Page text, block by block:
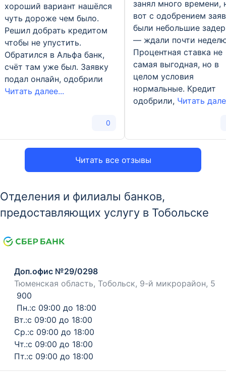
Читать все отзывы
хороший вариант нашёлся
чуть дороже чем было.
Решил добрать кредитом
чтобы не упустить.
Обратился в Альфа банк,
счёт там уже был. Заявку
подал онлайн, одобрили
Читать далее...
0
занял много времени,
вот с одобрением
были небольшие
— ждали почти
Процентная ставка не
самая выгодная, но в
целом условия
нормальные. Кредит
одобрили, Читать
Отделения и филиалы банков,
предоставляющих услугу в Тобольске
Доп.офис №29/0298
Тюменская область, Тобольск, 9-й микрорайон, 5
900
Пн.:с 09:00 до 18:00
Вт.:с 09:00 до 18:00
Ср.:с 09:00 до 18:00
Чт.:с 09:00 до 18:00
Пт.:с 09:00 до 18:00